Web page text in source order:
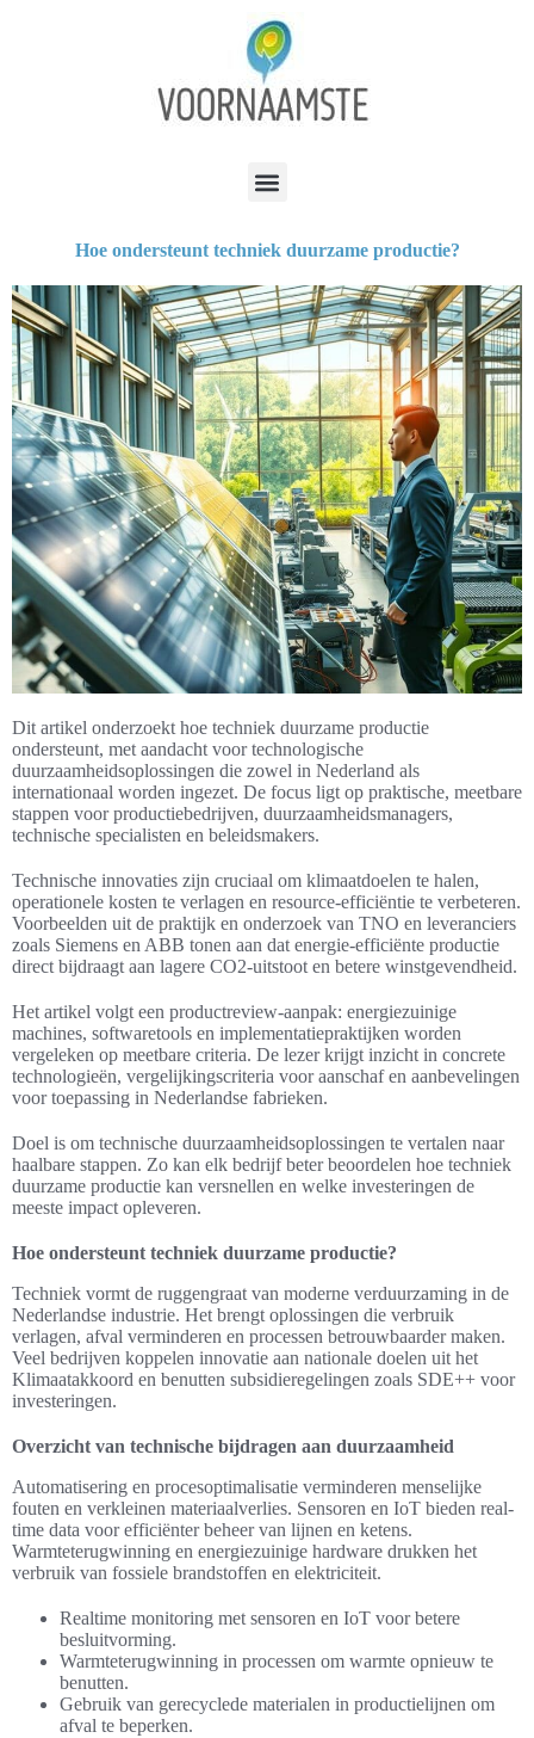
Hoe ondersteunt techniek duurzame productie?
Dit artikel onderzoekt hoe techniek duurzame productie
ondersteunt, met aandacht voor technologische
duurzaamheidsoplossingen die zowel in Nederland als
internationaal worden ingezet. De focus ligt op praktische, meetbare
stappen voor productiebedrijven, duurzaamheidsmanagers,
technische specialisten en beleidsmakers.
Technische innovaties zijn cruciaal om klimaatdoelen te halen,
operationele kosten te verlagen en resource-efficiëntie te verbeteren.
Voorbeelden uit de praktijk en onderzoek van TNO en leveranciers
zoals Siemens en ABB tonen aan dat energie-efficiënte productie
direct bijdraagt aan lagere CO2-uitstoot en betere winstgevendheid.
Het artikel volgt een productreview-aanpak: energiezuinige
machines, softwaretools en implementatiepraktijken worden
vergeleken op meetbare criteria. De lezer krijgt inzicht in concrete
technologieën, vergelijkingscriteria voor aanschaf en aanbevelingen
voor toepassing in Nederlandse fabrieken.
Doel is om technische duurzaamheidsoplossingen te vertalen naar
haalbare stappen. Zo kan elk bedrijf beter beoordelen hoe techniek
duurzame productie kan versnellen en welke investeringen de
meeste impact opleveren.
Hoe ondersteunt techniek duurzame productie?
Techniek vormt de ruggengraat van moderne verduurzaming in de
Nederlandse industrie. Het brengt oplossingen die verbruik
verlagen, afval verminderen en processen betrouwbaarder maken.
Veel bedrijven koppelen innovatie aan nationale doelen uit het
Klimaatakkoord en benutten subsidieregelingen zoals SDE++ voor
investeringen.
Overzicht van technische bijdragen aan duurzaamheid
Automatisering en procesoptimalisatie verminderen menselijke
fouten en verkleinen materiaalverlies. Sensoren en IoT bieden real-
time data voor efficiënter beheer van lijnen en ketens.
Warmteterugwinning en energiezuinige hardware drukken het
verbruik van fossiele brandstoffen en elektriciteit.
Realtime monitoring met sensoren en IoT voor betere
besluitvorming.
Warmteterugwinning in processen om warmte opnieuw te
benutten.
Gebruik van gerecyclede materialen in productielijnen om
afval te beperken.